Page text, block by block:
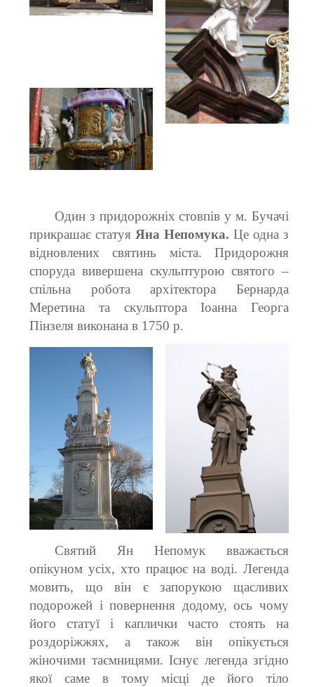
Один з придорожніх стовпів у м. Бучачі
прикрашає статуя Яна Непомука. Це одна з
відновлених святинь міста. Придорожня
споруда вивершена скульптурою святого –
спільна робота архітектора Бернарда
Меретина та скульптора Іоанна Георга
Пінзеля виконана в 1750 р.
Святий Ян Непомук вважається
опікуном усіх, хто працює на воді. Легенда
мовить, що він є запорукою щасливих
подорожей і повернення додому, ось чому
його статуї і каплички часто стоять на
роздоріжжях, а також він опікується
жіночими таємницями. Існує легенда згідно
якої саме в тому місці де його тіло